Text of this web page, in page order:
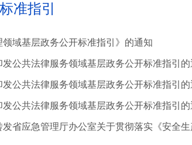
准指引
域基层政务公开标准指引》的通知
公共法律服务领域基层政务公开标准指引的
公共法律服务领域基层政务公开标准指引的
公共法律服务领域基层政务公开标准指引的
省应急管理厅办公室关于贯彻落实《安全